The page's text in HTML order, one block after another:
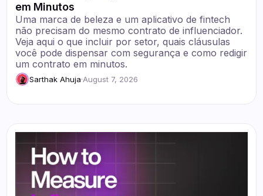
em Minutos
Uma marca de beleza e um aplicativo de fintech
não precisam do mesmo contrato de influenciador.
Veja aqui o que incluir por setor, quais cláusulas
você pode dispensar com segurança e como redigir
um contrato em minutos.
Sarthak Ahuja·August 7, 2026